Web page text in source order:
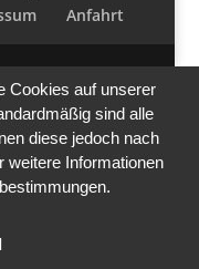
Anfahrt
Cookies auf unserer
sind alle
diese jedoch nach
weitere Informationen